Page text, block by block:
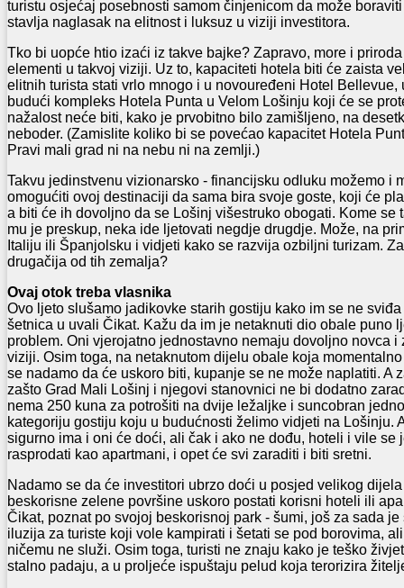
turistu osjećaj posebnosti samom činjenicom da može
stavlja naglasak na elitnost i luksuz u viziji investitora.
Tko bi uopće htio izaći iz takve bajke? Zapravo, more i
elementi u takvoj viziji. Uz to, kapaciteti hotela biti će zaista
elitnih turista stati vrlo mnogo i u novouređeni Hotel Bellevue,
budući kompleks Hotela Punta u Velom Lošinju koji će se
nažalost neće biti, kako je prvobitno bilo zamišljeno, na
neboder. (Zamislite koliko bi se povećao kapacitet Hotela
Pravi mali grad ni na nebu ni na zemlji.)
Takvu jedinstvenu vizionarsko - financijsku odluku možemo i
omogućiti ovoj destinaciji da sama bira svoje goste, koji će
a biti će ih dovoljno da se Lošinj višestruko obogati. Kome se
mu je preskup, neka ide ljetovati negdje drugdje. Može, na
Italiju ili Španjolsku i vidjeti kako se razvija ozbiljni turizam.
drugačija od tih zemalja?
Ovaj otok treba vlasnika
Ovo ljeto slušamo jadikovke starih gostiju kako im se ne
šetnica u uvali Čikat. Kažu da im je netaknuti dio obale puno
problem. Oni vjerojatno jednostavno nemaju dovoljno novca i
viziji. Osim toga, na netaknutom dijelu obale koja
se nadamo da će uskoro biti, kupanje se ne može naplatiti. A
zašto Grad Mali Lošinj i njegovi stanovnici ne bi dodatno
nema 250 kuna za potrošiti na dvije ležaljke i suncobran
kategoriju gostiju koju u budućnosti želimo vidjeti na Lošinju.
sigurno ima i oni će doći, ali čak i ako ne dođu, hoteli i vile se
rasprodati kao apartmani, i opet će svi zaraditi i biti sretni.
Nadamo se da će investitori ubrzo doći u posjed velikog
beskorisne zelene površine uskoro postati korisni hoteli ili
Čikat, poznat po svojoj beskorisnoj park - šumi, još za sada
iluzija za turiste koji vole kampirati i šetati se pod borovima,
ničemu ne služi. Osim toga, turisti ne znaju kako je teško
stalno padaju, a u proljeće ispuštaju pelud koja terorizira